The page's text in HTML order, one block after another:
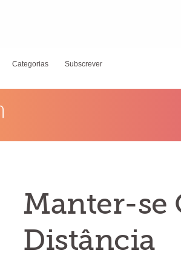
Categorias Subscrever
Manter-se
Distância